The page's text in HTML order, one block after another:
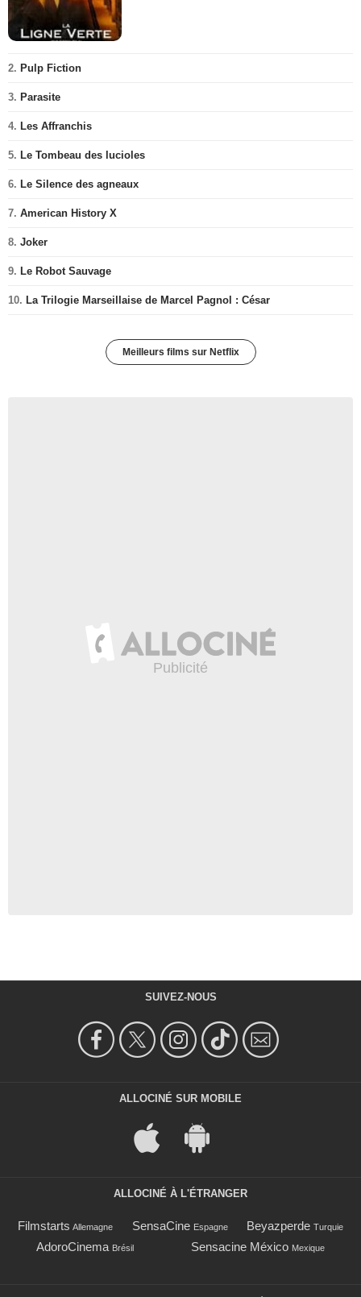
2. Pulp Fiction
3. Parasite
4. Les Affranchis
5. Le Tombeau des lucioles
6. Le Silence des agneaux
7. American History X
8. Joker
9. Le Robot Sauvage
10. La Trilogie Marseillaise de Marcel Pagnol : César
Meilleurs films sur Netflix
SUIVEZ-NOUS
ALLOCINÉ SUR MOBILE
ALLOCINÉ À L'ÉTRANGER
Filmstarts Allemagne SensaCine Espagne Beyazperde Turquie
AdoroCinema Brésil Sensacine México Mexique